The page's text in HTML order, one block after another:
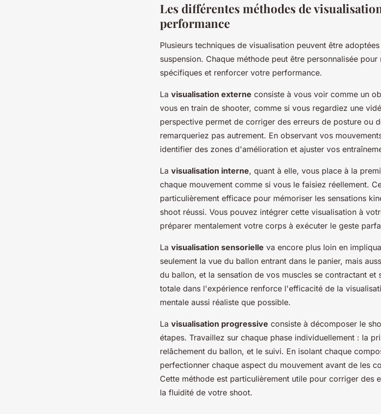
Les différentes méthodes de
performance
Plusieurs techniques de visualisation peuvent être
suspension. Chaque méthode peut être personnalisée
spécifiques et renforcer votre performance.
La visualisation externe consiste à vous voir comme un
vous en train de shooter, comme si vous regardiez une
perspective permet de corriger des erreurs de posture ou
remarqueriez pas autrement. En observant vos
identifier des zones d'amélioration et ajuster vos
La visualisation interne, quant à elle, vous place à la
chaque mouvement comme si vous le faisiez réellement.
particulièrement efficace pour mémoriser les sensations
shoot réussi. Vous pouvez intégrer cette visualisation à
préparer mentalement votre corps à exécuter le geste
La visualisation sensorielle va encore plus loin en
seulement la vue du ballon entrant dans le panier, mais
du ballon, et la sensation de vos muscles se contractant et
totale dans l'expérience renforce l'efficacité de la
mentale aussi réaliste que possible.
La visualisation progressive consiste à décomposer le
étapes. Travaillez sur chaque phase individuellement : la
relâchement du ballon, et le suivi. En isolant chaque
perfectionner chaque aspect du mouvement avant de les
Cette méthode est particulièrement utile pour corriger des
la fluidité de votre shoot.